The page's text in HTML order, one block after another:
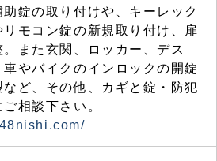
錠の取り付けや、キーレック
モコン錠の新規取り付け、扉
また玄関、ロッカー、デス
やバイクのインロックの開錠
ど、その他、カギと錠・防犯
相談下さい。